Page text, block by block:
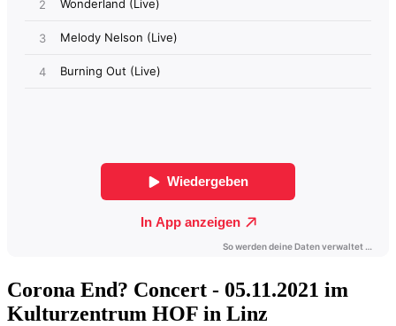
Corona End? Concert - 05.11.2021 im
Kulturzentrum HOF in Linz